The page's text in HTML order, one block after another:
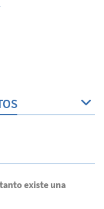
existe una